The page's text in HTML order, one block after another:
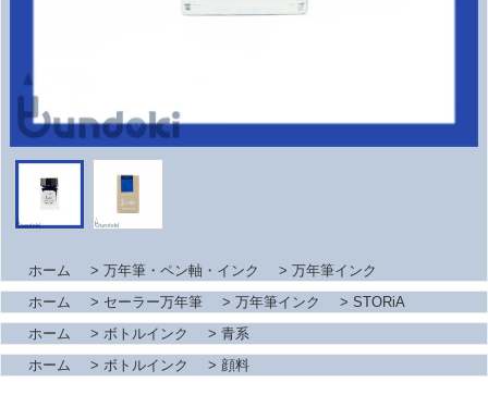
ホーム > 万年筆・ペン軸・インク > 万年筆インク
ホーム
> セーラー万年筆 > 万年筆インク > STORiA
ホーム
> ボトルインク > 青系
ホーム
> ボトルインク > 顔料